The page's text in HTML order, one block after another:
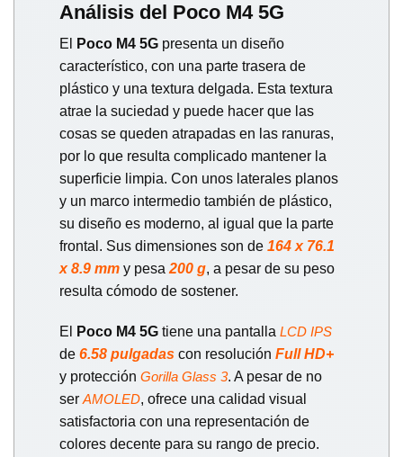
Análisis del Poco M4 5G
El Poco M4 5G presenta un diseño
característico, con una parte trasera de
plástico y una textura delgada. Esta textura
atrae la suciedad y puede hacer que las
cosas se queden atrapadas en las ranuras,
por lo que resulta complicado mantener la
superficie limpia. Con unos laterales planos
y un marco intermedio también de plástico,
su diseño es moderno, al igual que la parte
frontal. Sus dimensiones son de 164 x 76.1
x 8.9 mm y pesa 200 g, a pesar de su peso
resulta cómodo de sostener.
El Poco M4 5G tiene una pantalla LCD IPS
de 6.58 pulgadas con resolución Full HD+
y protección Gorilla Glass 3. A pesar de no
ser AMOLED, ofrece una calidad visual
satisfactoria con una representación de
colores decente para su rango de precio.